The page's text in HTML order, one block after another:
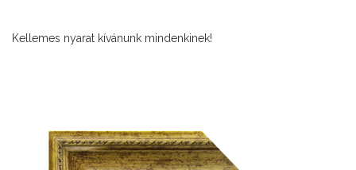
Kellemes nyarat kívánunk mindenkinek!